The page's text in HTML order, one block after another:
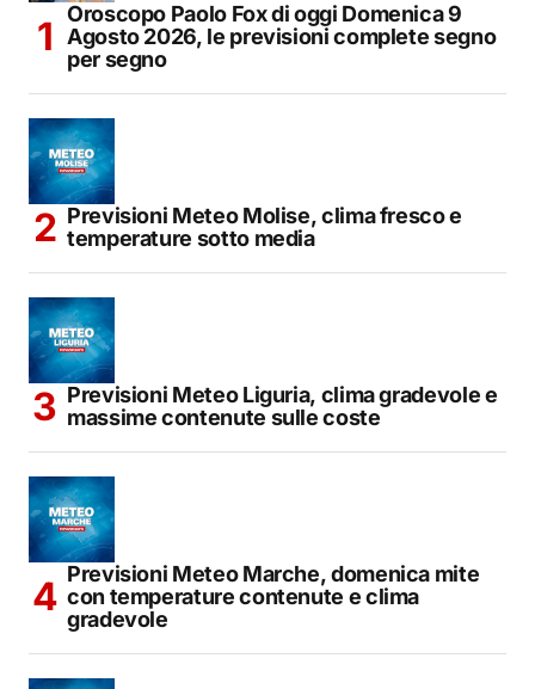
Oroscopo Paolo Fox di oggi Domenica 9
Agosto 2026, le previsioni complete segno
per segno
Previsioni Meteo Molise, clima fresco e
temperature sotto media
Previsioni Meteo Liguria, clima gradevole e
massime contenute sulle coste
Previsioni Meteo Marche, domenica mite
con temperature contenute e clima
gradevole